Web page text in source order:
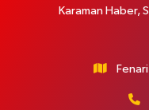
Karaman Haber,